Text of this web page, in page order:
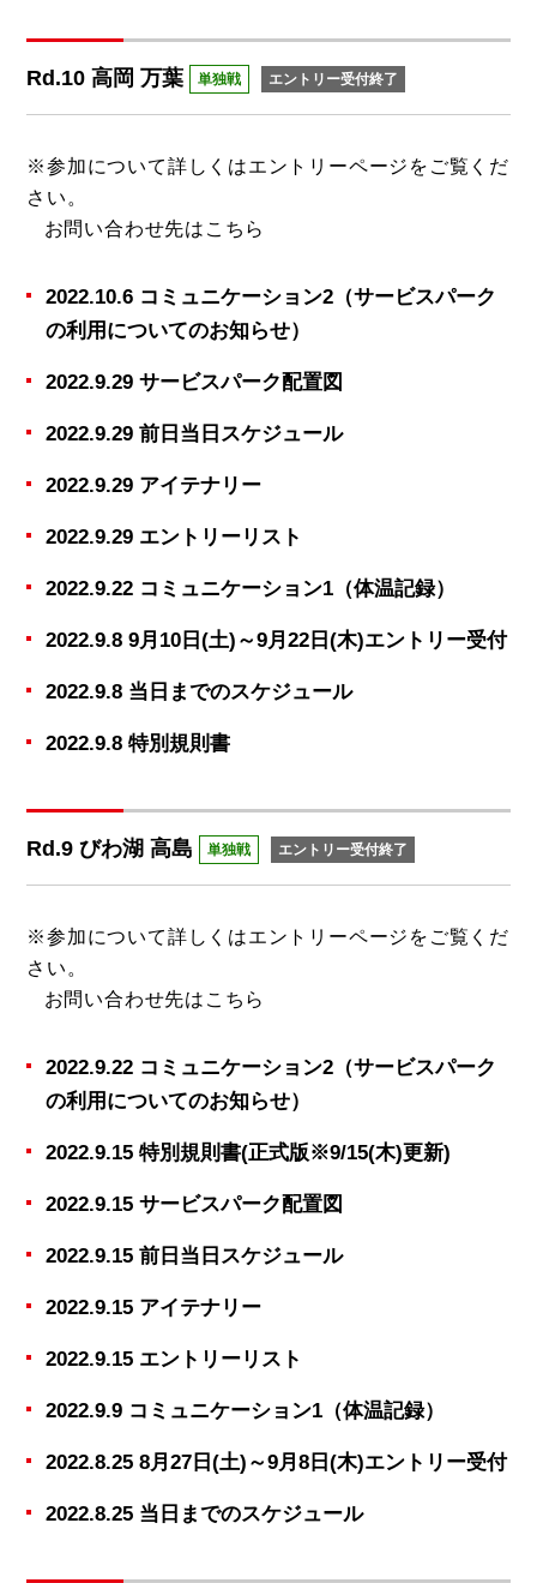
Rd.10 高岡 万葉 単独戦 エントリー受付終了
※参加について詳しくはエントリーページ をご覧くだ
さい。
お問い合わせ先は こちら
2022.10.6 コミュニケーション2（サービスパーク
の利用についてのお知らせ）
2022.9.29 サービスパーク配置図
2022.9.29 前日当日スケジュール
2022.9.29 アイテナリー
2022.9.29 エントリーリスト
2022.9.22 コミュニケーション1（体温記録）
2022.9.8 9月10日(土)～9月22日(木)エントリー受付
2022.9.8 当日までのスケジュール
2022.9.8 特別規則書
Rd.9 びわ湖 高島 単独戦 エントリー受付終了
※参加について詳しくはエントリーページ をご覧くだ
さい。
お問い合わせ先は こちら
2022.9.22 コミュニケーション2（サービスパーク
の利用についてのお知らせ）
2022.9.15 特別規則書(正式版※9/15(木)更新)
2022.9.15 サービスパーク配置図
2022.9.15 前日当日スケジュール
2022.9.15 アイテナリー
2022.9.15 エントリーリスト
2022.9.9 コミュニケーション1（体温記録）
2022.8.25 8月27日(土)～9月8日(木)エントリー受付
2022.8.25 当日までのスケジュール